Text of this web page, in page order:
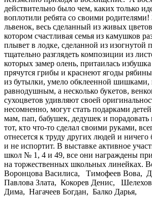
действительно было чем, каких только
воплотили ребята со своими
львенок, весь сделанный из живых
котором счастливая семья из камушков
плывет в лодке, сделанной из изогнутой
тщательно разглядеть композиции из
которых замер олень, притаилась избушка
прячутся грибы и краснеют ягоды
из бутылки, умело обклеенной шишками,
равнодушным, а несколько букетов,
сухоцветов удивляют своей
несомненно, могут стать подарками
мам, пап, бабушек, дедушек и порадовать
тот, кто что-то сделал своими руками,
отнесется к труду других людей и ничего
и не испортит. В выставке активное
школ № 1, 4 и 49, все они награждены
на торжественных школьных линейках.
Воронцова Василиса, Тимофеев Вова,
Павлова Злата, Кокорев Денис,
Дима, Нагачеев Богдан, Балко Дарья,